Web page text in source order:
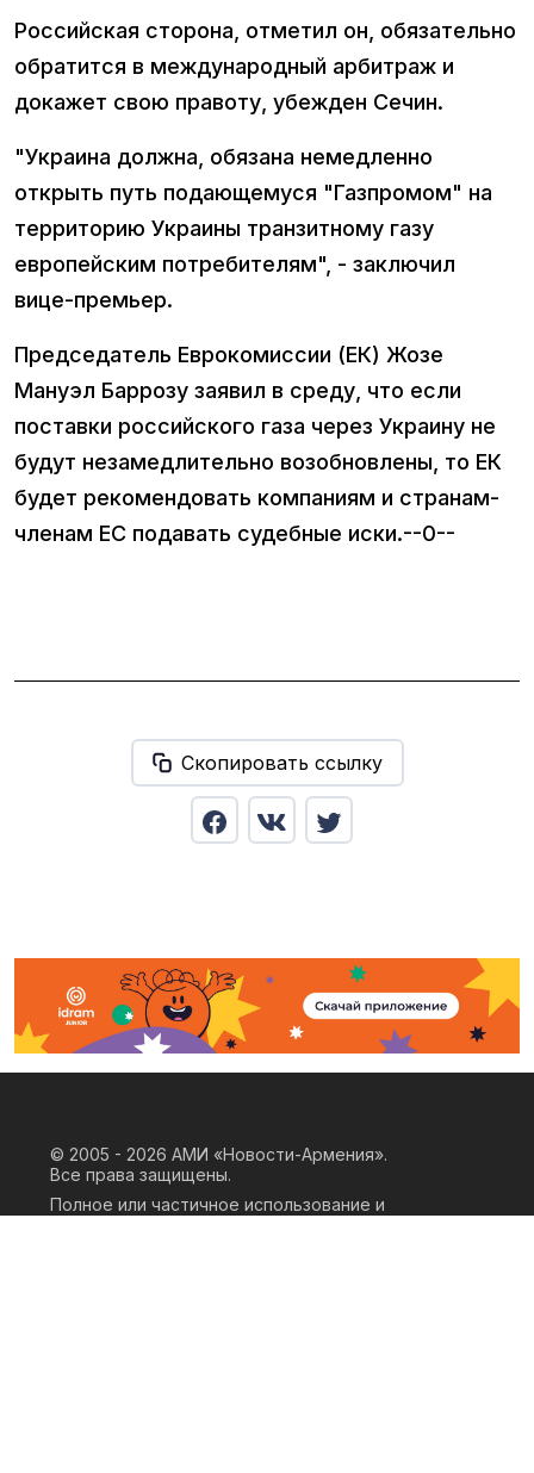
Российская сторона, отметил он, обязательно
обратится в международный арбитраж и
докажет свою правоту, убежден Сечин.
"Украина должна, обязана немедленно
открыть путь подающемуся "Газпромом" на
территорию Украины транзитному газу
европейским потребителям", - заключил
вице-премьер.
Председатель Еврокомиссии (ЕК) Жозе
Мануэл Баррозу заявил в среду, что если
поставки российского газа через Украину не
будут незамедлительно возобновлены, то ЕК
будет рекомендовать компаниям и странам-
членам ЕС подавать судебные иски.--0--
Скопировать ссылку
© 2005 - 2026 АМИ «Новости-Армения».
Все права защищены.
Полное или частичное использование и